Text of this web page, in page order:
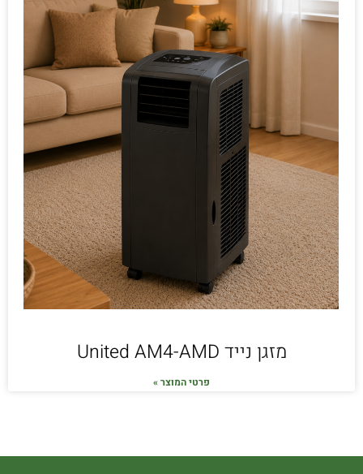
מזגן נייד United AM4-AMD
פרטי המוצר »